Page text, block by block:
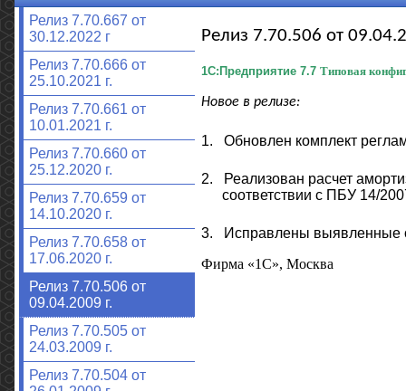
Релиз 7.70.667 от
30.12.2022 г
Релиз 7.70.666 от
25.10.2021 г.
Релиз 7.70.661 от
10.01.2021 г.
Релиз 7.70.660 от
25.12.2020 г.
Релиз 7.70.659 от
14.10.2020 г.
Релиз 7.70.658 от
17.06.2020 г.
Релиз 7.70.506 от
09.04.2009 г.
Релиз 7.70.505 от
24.03.2009 г.
Релиз 7.70.504 от
Релиз 7.70.506 от
1С:Предприятие 7.7 Типовая
Новое в релизе:
1. Обновлен комплект
2.
Реализован расчет
соответствии с ПБУ 14/
3.
Исправлены выявленные
Фирма «1С», Москва